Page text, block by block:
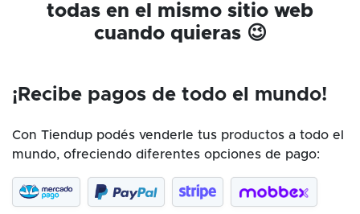
todas en el mismo sitio web
cuando quieras 😉
¡Recibe pagos de todo el mundo!
Con Tiendup podés venderle tus productos a todo el
mundo, ofreciendo diferentes opciones de pago: